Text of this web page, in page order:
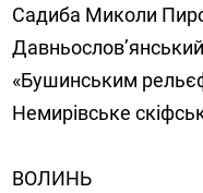
Садиба Миколи
«Бушинським
Немирівське
ВОЛИНЬ